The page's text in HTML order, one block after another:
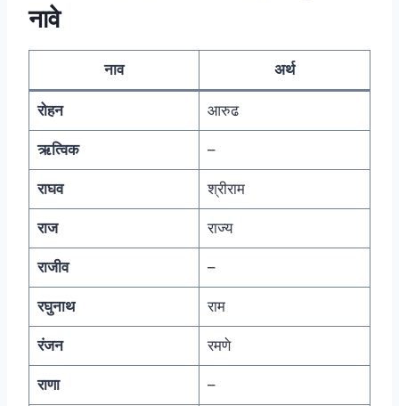
नावे
नाव अर्थ
रोहन आरुढ
ऋत्विक –
राघव श्रीराम
राज राज्य
राजीव –
रघुनाथ राम
रंजन रमणे
राणा –